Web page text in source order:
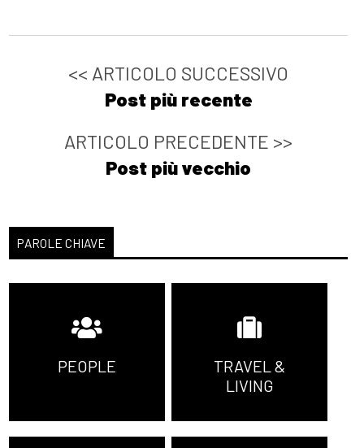
<< ARTICOLO SUCCESSIVO
Post più recente
ARTICOLO PRECEDENTE >>
Post più vecchio
PAROLE CHIAVE
PEOPLE
TRAVEL &
LIVING